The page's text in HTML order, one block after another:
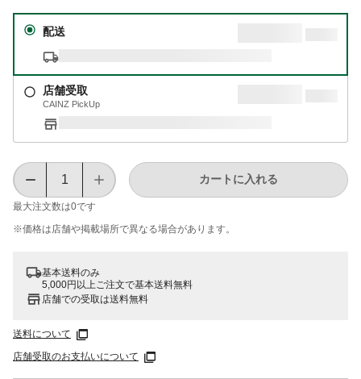
配送
店舗受取
CAINZ PickUp
最大注文数は0です
カートに入れる
※価格は​店舗や​掲載場所で​異なる​場合が​あります。
基本送料のみ
5,000円以上ご注文で基本送料無料
店舗での受取は送料無料
送料について
店舗受取のお支払いについて